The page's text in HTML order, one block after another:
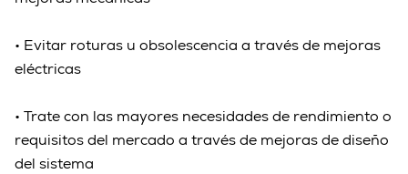
• Evitar roturas u obsolescencia a través de mejoras
eléctricas
• Trate con las mayores necesidades de rendimiento o
requisitos del mercado a través de mejoras de diseño
del sistema